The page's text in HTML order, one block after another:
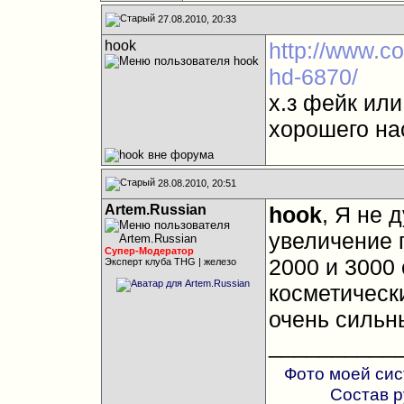
27.08.2010, 20:33
hook
http://
hd-6870/
х.з фейк
хорошего
28.08.2010, 20:51
Artem.Russian
Супер-Модератор
Эксперт клуба THG | железо
hook, Я не
увеличение
2000 и 3000
очень
Фото моей
Состав